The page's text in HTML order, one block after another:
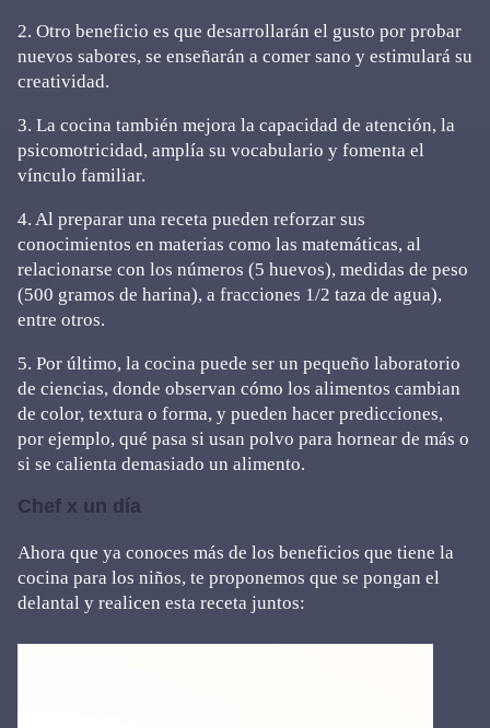
2. Otro beneficio es que desarrollarán el gusto por probar
nuevos sabores, se enseñarán a comer sano y estimulará su
creatividad.
3. La cocina también mejora la capacidad de atención, la
psicomotricidad, amplía su vocabulario y fomenta el
vínculo familiar.
4. Al preparar una receta pueden reforzar sus
conocimientos en materias como las matemáticas, al
relacionarse con los números (5 huevos), medidas de peso
(500 gramos de harina), a fracciones 1/2 taza de agua),
entre otros.
5. Por último, la cocina puede ser un pequeño laboratorio
de ciencias, donde observan cómo los alimentos cambian
de color, textura o forma, y pueden hacer predicciones,
por ejemplo, qué pasa si usan polvo para hornear de más o
si se calienta demasiado un alimento.
Chef x un día
Ahora que ya conoces más de los beneficios que tiene la
cocina para los niños, te proponemos que se pongan el
delantal y realicen esta receta juntos: